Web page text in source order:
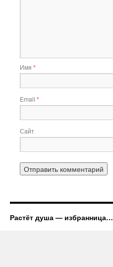
Имя *
Email *
Сайт
Растёт душа — избранница…